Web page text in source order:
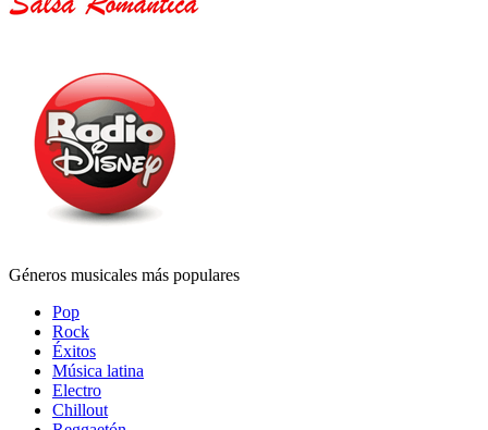
Géneros musicales más populares
Pop
Rock
Éxitos
Música latina
Electro
Chillout